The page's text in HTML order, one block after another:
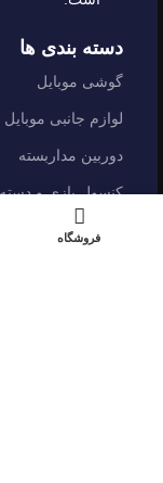
دسته بندی ها
گوشی موبایل
لوازم جانبی موبایل
دوربین مداربسته
کنسول بازی و
هدست هندزفری
فروشگاه